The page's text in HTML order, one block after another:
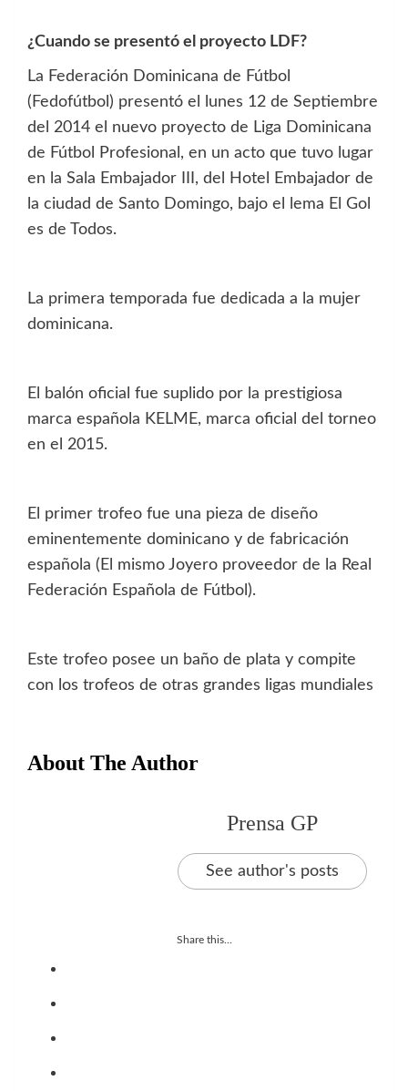
¿Cuando se presentó el proyecto LDF?
La Federación Dominicana de Fútbol
(Fedofútbol) presentó el lunes 12 de Septiembre
del 2014 el nuevo proyecto de Liga Dominicana
de Fútbol Profesional, en un acto que tuvo lugar
en la Sala Embajador III, del Hotel Embajador de
la ciudad de Santo Domingo, bajo el lema El Gol
es de Todos.
La primera temporada fue dedicada a la mujer
dominicana.
El balón oficial fue suplido por la prestigiosa
marca española KELME, marca oficial del torneo
en el 2015.
El primer trofeo fue una pieza de diseño
eminentemente dominicano y de fabricación
española (El mismo Joyero proveedor de la Real
Federación Española de Fútbol).
Este trofeo posee un baño de plata y compite
con los trofeos de otras grandes ligas mundiales
About The Author
Prensa GP
See author's posts
Share this...